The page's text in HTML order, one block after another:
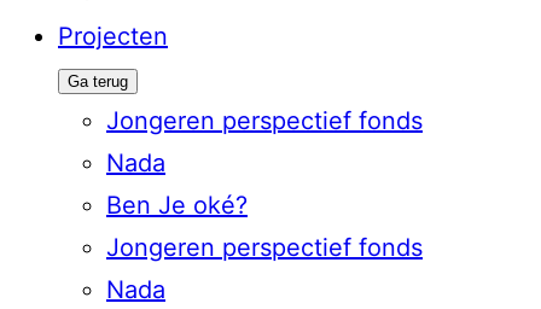
Projecten
Ga terug
Jongeren perspectief fonds
Nada
Ben Je oké?
Jongeren perspectief fonds
Nada